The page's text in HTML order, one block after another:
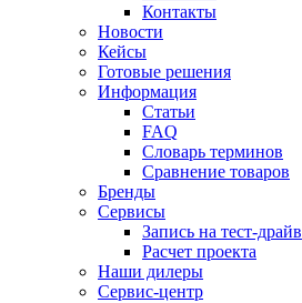
Контакты
Новости
Кейсы
Готовые решения
Информация
Статьи
FAQ
Словарь терминов
Сравнение товаров
Бренды
Сервисы
Запись на тест-драйв
Расчет проекта
Наши дилеры
Сервис-центр